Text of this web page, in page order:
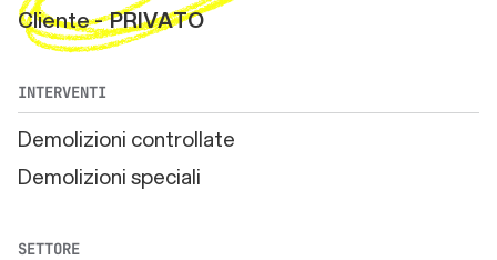
Cliente - PRIVATO
INTERVENTI
Demolizioni controllate
Demolizioni speciali
SETTORE